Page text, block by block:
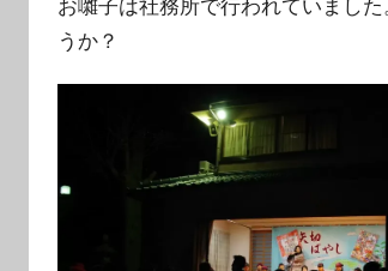
お囃子は社務所で行われていまし
うか？